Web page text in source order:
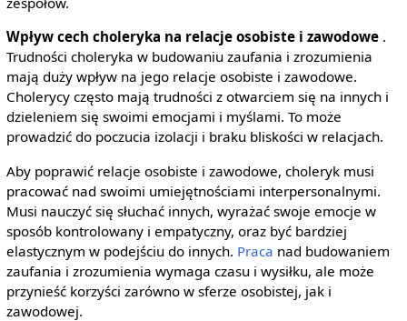
Wpływ cech choleryka na relacje osobiste i zawodowe .
Trudności choleryka w budowaniu zaufania i zrozumienia
mają duży wpływ na jego relacje osobiste i zawodowe.
Cholerycy często mają trudności z otwarciem się na innych i
dzieleniem się swoimi emocjami i myślami. To może
prowadzić do poczucia izolacji i braku bliskości w relacjach.
Aby poprawić relacje osobiste i zawodowe, choleryk musi
pracować nad swoimi umiejętnościami interpersonalnymi.
Musi nauczyć się słuchać innych, wyrażać swoje emocje w
sposób kontrolowany i empatyczny, oraz być bardziej
elastycznym w podejściu do innych. Praca nad budowaniem
zaufania i zrozumienia wymaga czasu i wysiłku, ale może
przynieść korzyści zarówno w sferze osobistej, jak i
zawodowej.